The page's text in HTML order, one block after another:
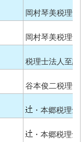
岡村琴美税理士
岡村琴美税理士
税理士法人至誠
谷本俊二税理士
・本郷税理
・本郷税理